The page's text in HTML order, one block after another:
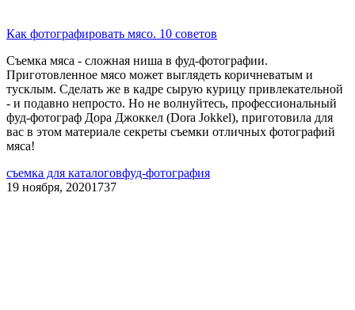
Как фотографировать мясо. 10 советов
Съемка мяса - сложная ниша в фуд-фотографии.
Приготовленное мясо может выглядеть коричневатым и
тусклым. Сделать же в кадре сырую курицу привлекательной
- и подавно непросто. Но не волнуйтесь, профессиональный
фуд-фотограф Дора Джоккел (Dora Jokkel), приготовила для
вас в этом материале секреты съемки отличных фотографий
мяса!
съемка для каталоговфуд-фотография
19 ноября, 20201737